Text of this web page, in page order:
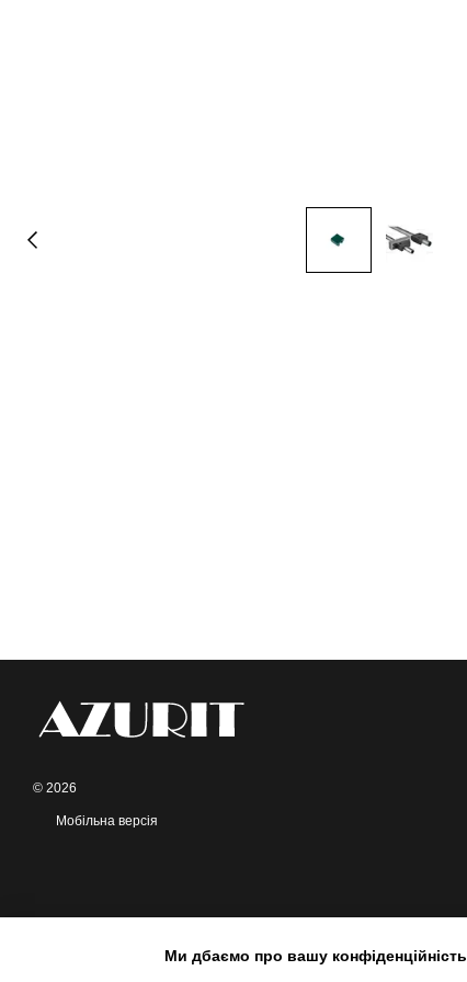
© 2026
Мобільна версія
Ми дбаємо про вашу конфіденційність